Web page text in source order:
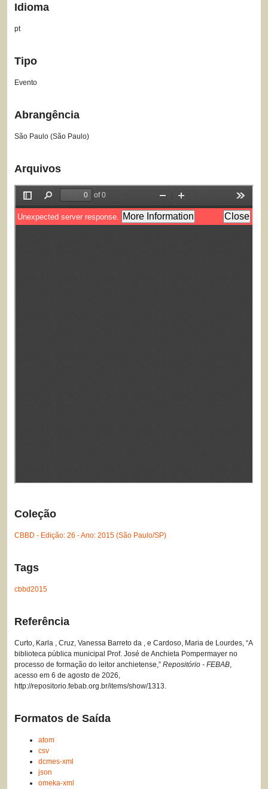
Idioma
pt
Tipo
Evento
Abrangência
São Paulo (São Paulo)
Arquivos
Coleção
CBBD - Edição: 26 - Ano: 2015 (São Paulo/SP)
Tags
cbbd2015
Referência
Curto, Karla , Cruz, Vanessa Barreto da , e Cardoso, Maria de Lourdes, “A
biblioteca pública municipal Prof. José de Anchieta Pompermayer no
processo de formação do leitor anchietense,” Repositório - FEBAB,
acesso em 6 de agosto de 2026,
http://repositorio.febab.org.br/items/show/1313.
Formatos de Saída
atom
csv
dcmes-xml
json
omeka-xml